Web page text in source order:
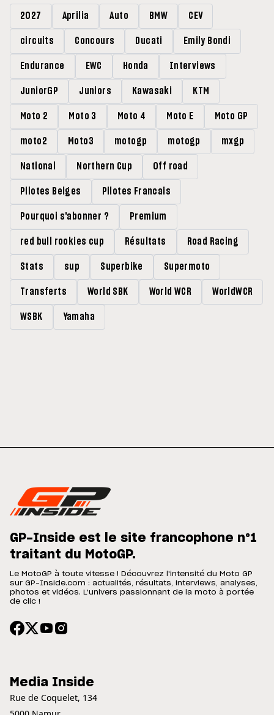
2027 Aprilia Auto BMW CEV
circuits Concours Ducati Emily Bondi
Endurance EWC Honda Interviews
JuniorGP Juniors Kawasaki KTM
Moto 2 Moto 3 Moto 4 Moto E Moto GP
moto2 Moto3 motogp motogp mxgp
National Northern Cup Off road
Pilotes Belges Pilotes Francais
Pourquoi s'abonner ? Premium
red bull rookies cup Résultats Road Racing
Stats sup Superbike Supermoto
Transferts World SBK World WCR WorldWCR
WSBK Yamaha
GP-Inside est le site francophone n°1
traitant du MotoGP.
Le MotoGP à toute vitesse ! Découvrez l'intensité du Moto GP
sur GP-Inside.com : actualités, résultats, interviews, analyses,
photos et vidéos. L'univers passionnant de la moto à portée
de clic !
Media Inside
Rue de Coquelet, 134